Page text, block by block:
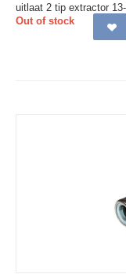
uitlaat 2 tip extractor
Out of stock